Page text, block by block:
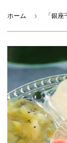
ホーム ›